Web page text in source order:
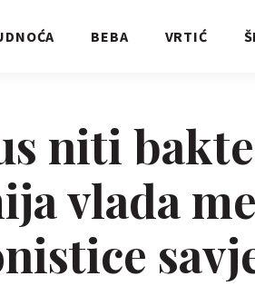
BEBA VRTIĆ
niti
vlada